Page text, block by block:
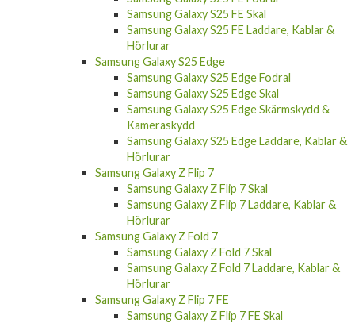
Samsung Galaxy S25 FE Skal
Samsung Galaxy S25 FE Laddare, Kablar &
Hörlurar
Samsung Galaxy S25 Edge
Samsung Galaxy S25 Edge Fodral
Samsung Galaxy S25 Edge Skal
Samsung Galaxy S25 Edge Skärmskydd &
Kameraskydd
Samsung Galaxy S25 Edge Laddare, Kablar &
Hörlurar
Samsung Galaxy Z Flip 7
Samsung Galaxy Z Flip 7 Skal
Samsung Galaxy Z Flip 7 Laddare, Kablar &
Hörlurar
Samsung Galaxy Z Fold 7
Samsung Galaxy Z Fold 7 Skal
Samsung Galaxy Z Fold 7 Laddare, Kablar &
Hörlurar
Samsung Galaxy Z Flip 7 FE
Samsung Galaxy Z Flip 7 FE Skal